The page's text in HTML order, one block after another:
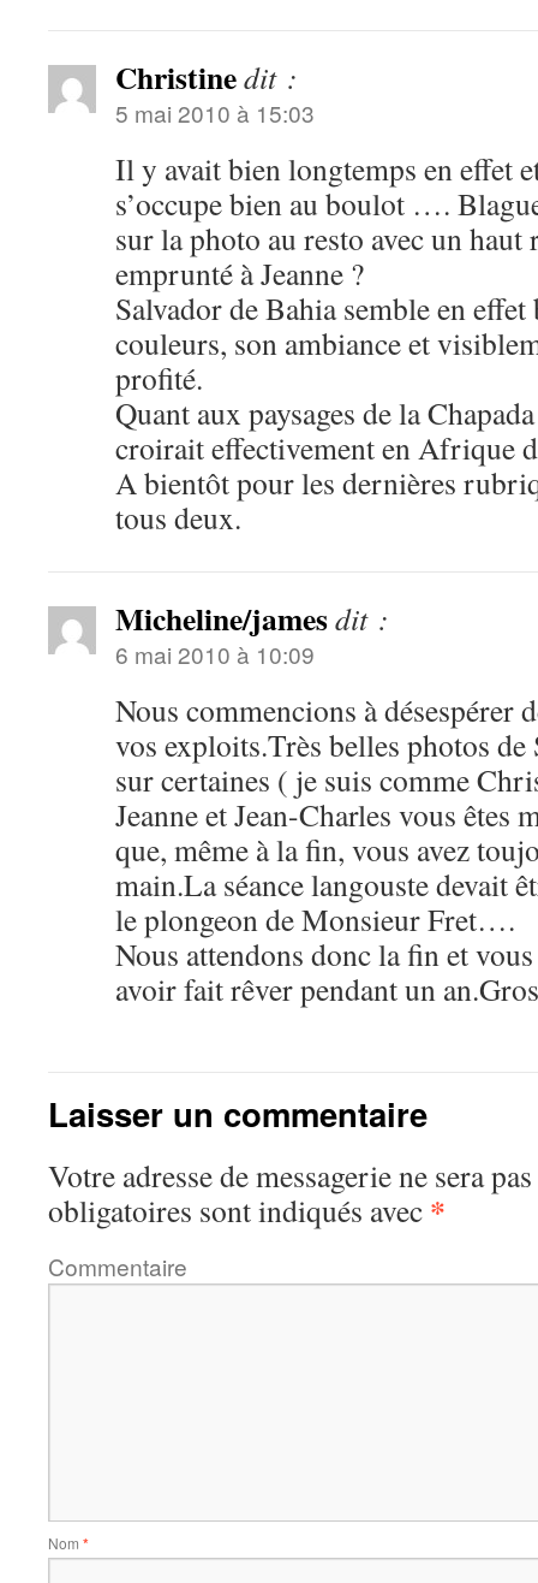
Christinedit :
5 mai 2010 à 15:03
Il y avait bien longtemps en effet
s’occupe bien au boulot ….
sur la photo au resto avec un haut
emprunté à Jeanne ?
Salvador de Bahia semble en effet
couleurs, son ambiance et
profité.
Quant aux paysages de la
croirait effectivement en Afrique
A bientôt pour les dernières
tous deux.
Micheline/jamesdit :
6 mai 2010 à 10:09
Nous commencions à désespérer
vos exploits.Très belles photos de
sur certaines ( je suis comme
Jeanne et Jean-Charles vous êtes
que, même à la fin, vous avez
main.La séance langouste devait
le plongeon de Monsieur Fret….
Nous attendons donc la fin et
avoir fait rêver pendant un
Laisser un commentaire
Votre adresse de messagerie ne sera
obligatoires sont indiqués avec *
Commentaire
Nom *